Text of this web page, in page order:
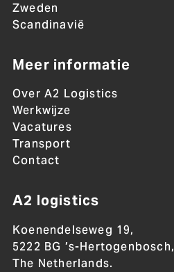
Zweden
Scandinavië
Meer informatie
Over A2 Logistics
Werkwijze
Vacatures
Transport
Contact
A2 logistics
Koenendelseweg 19,
5222 BG ’s-Hertogenbosch,
The Netherlands.